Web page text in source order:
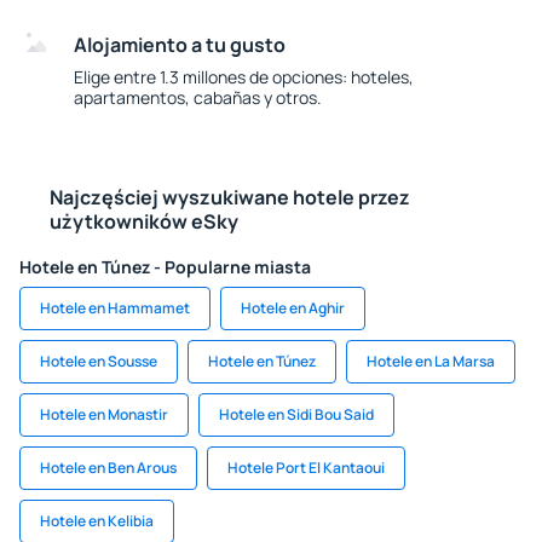
Alojamiento a tu gusto
Elige entre 1.3 millones de opciones: hoteles,
apartamentos, cabañas y otros.
Najczęściej wyszukiwane hotele przez
użytkowników eSky
Hotele en Túnez - Popularne miasta
Hotele en Hammamet Hotele en Aghir
Hotele en Sousse Hotele en Túnez Hotele en La Marsa
Hotele en Monastir Hotele en Sidi Bou Said
Hotele en Ben Arous Hotele Port El Kantaoui
Hotele en Kelibia